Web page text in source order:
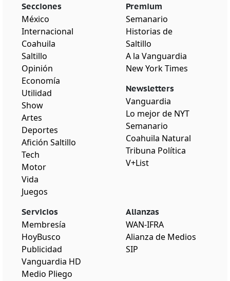
Secciones
México
Internacional
Coahuila
Saltillo
Opinión
Economía
Utilidad
Show
Artes
Deportes
Afición Saltillo
Tech
Motor
Vida
Juegos
Premium
Semanario
Historias de
Saltillo
A la Vanguardia
New York Times
Newsletters
Vanguardia
Lo mejor de NYT
Semanario
Coahuila Natural
Tribuna Política
V+List
Servicios
Membresía
HoyBusco
Publicidad
Vanguardia HD
Medio Pliego
Alianzas
WAN-IFRA
Alianza de Medios
SIP